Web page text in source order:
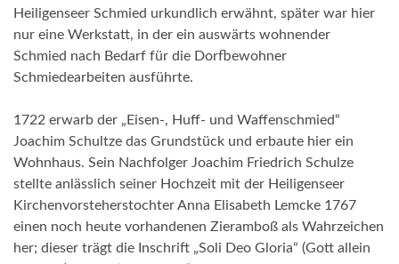
Heiligenseer Schmied urkundlich erwähnt, später war hier
nur eine Werkstatt, in der ein auswärts wohnender
Schmied nach Bedarf für die Dorfbewohner
Schmiedearbeiten ausführte.
1722 erwarb der „Eisen-, Huff- und Waffenschmied“
Joachim Schultze das Grundstück und erbaute hier ein
Wohnhaus. Sein Nachfolger Joachim Friedrich Schulze
stellte anlässlich seiner Hochzeit mit der Heiligenseer
Kirchenvorsteherstochter Anna Elisabeth Lemcke 1767
einen noch heute vorhandenen Zieramboß als Wahrzeichen
her; dieser trägt die Inschrift „Soli Deo Gloria“ (Gott allein